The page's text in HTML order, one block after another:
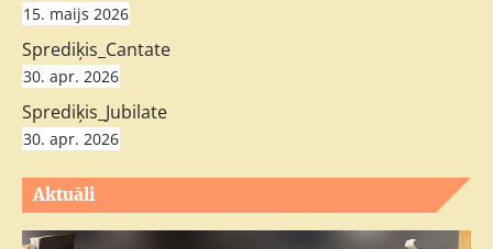
15. maijs 2026
Sprediķis_Cantate
30. apr. 2026
Sprediķis_Jubilate
30. apr. 2026
Aktuāli